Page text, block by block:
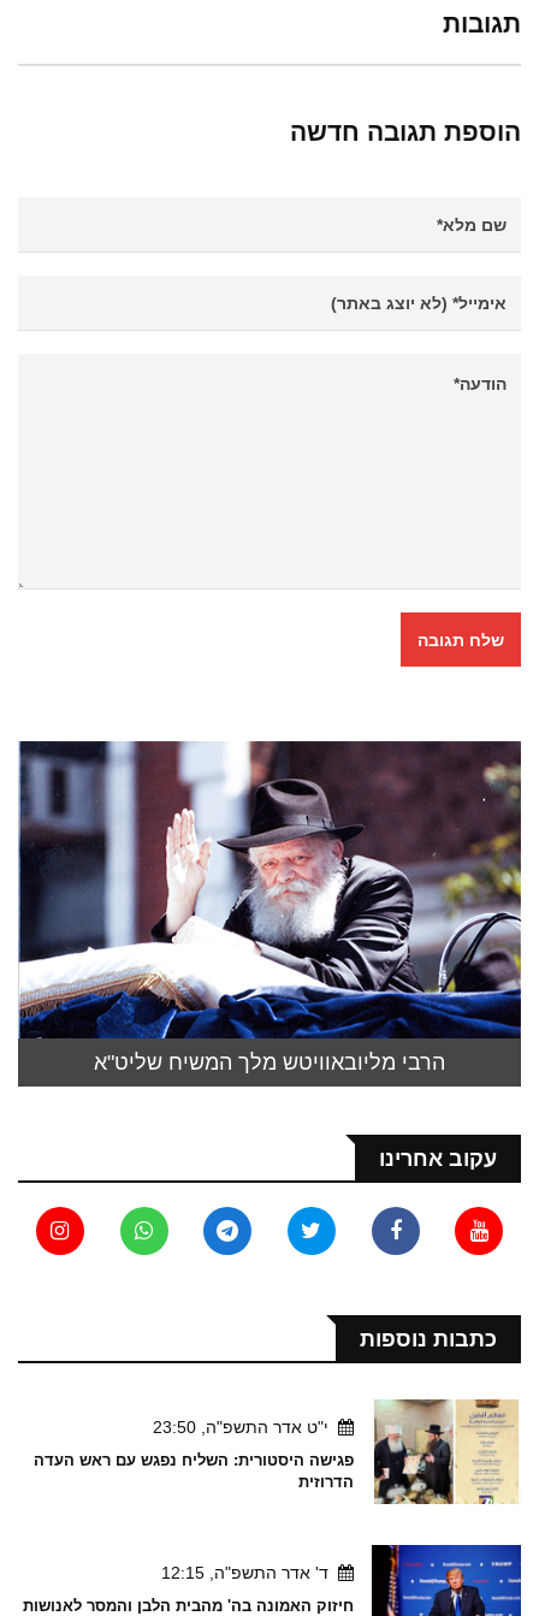
תגובות
הוספת תגובה חדשה
הרבי מליובאוויטש מלך המשיח שליט"א
עקוב אחרינו
כתבות נוספות
י"ט אדר התשפ"ה, 23:50
פגישה היסטורית: השליח נפגש עם ראש העדה
הדרוזית
ד' אדר התשפ"ה, 12:15
חיזוק האמונה בה' מהבית הלבן והמסר לאנושות